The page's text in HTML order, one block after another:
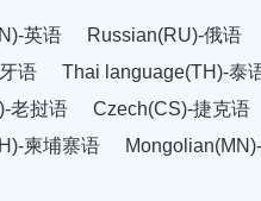
英语 Russian(RU)-俄语
语 Thai language(TH)-泰
老挝语 Czech(CS)-捷克语
柬埔寨语